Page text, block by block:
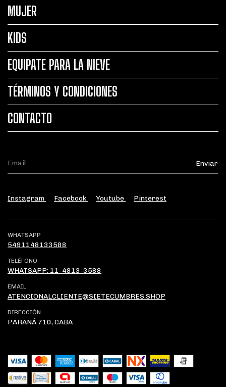
MUJER
KIDS
EQUIPATE PARA LA NIEVE
TÉRMINOS Y CONDICIONES
CONTACTO
Instagram Facebook Youtube Pinterest
WHATSAPP
5491148133588
TELÉFONO
WHATSAPP: 11-4813-3588
EMAIL
ATENCIONALCLIENTE@SIETECUMBRES.SHOP
DIRECCIÓN
PARANÁ 710, CABA